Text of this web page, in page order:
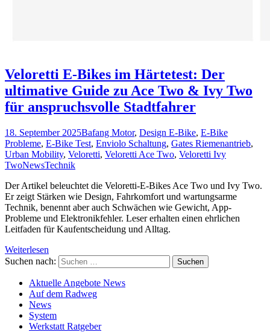
Veloretti E-Bikes im Härtetest: Der
ultimative Guide zu Ace Two & Ivy Two
für anspruchsvolle Stadtfahrer
18. September 2025Bafang Motor, Design E-Bike, E-Bike
Probleme, E-Bike Test, Enviolo Schaltung, Gates Riemenantrieb,
Urban Mobility, Veloretti, Veloretti Ace Two, Veloretti Ivy
TwoNewsTechnik
Der Artikel beleuchtet die Veloretti-E-Bikes Ace Two und Ivy Two.
Er zeigt Stärken wie Design, Fahrkomfort und wartungsarme
Technik, benennt aber auch Schwächen wie Gewicht, App-
Probleme und Elektronikfehler. Leser erhalten einen ehrlichen
Leitfaden für Kaufentscheidung und Alltag.
Weiterlesen
Suchen nach:
Aktuelle Angebote News
Auf dem Radweg
News
System
Werkstatt Ratgeber